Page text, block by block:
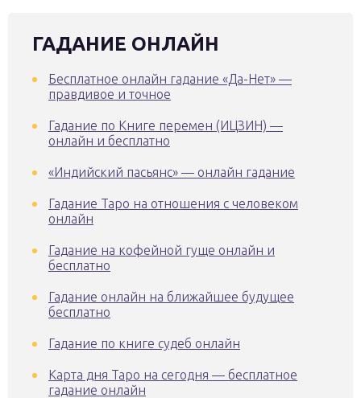
ГАДАНИЕ ОНЛАЙН
Бесплатное онлайн гадание «Да-Нет» —
правдивое и точное
Гадание по Книге перемен (ИЦЗИН) —
онлайн и бесплатно
«Индийский пасьянс» — онлайн гадание
Гадание Таро на отношения с человеком
онлайн
Гадание на кофейной гуще онлайн и
бесплатно
Гадание онлайн на ближайшее будущее
бесплатно
Гадание по книге судеб онлайн
Карта дня Таро на сегодня — бесплатное
гадание онлайн